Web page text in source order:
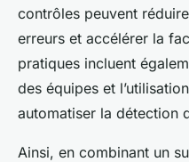
contrôles peuvent
erreurs et accélérer la
pratiques incluent
des équipes et
automatiser la détection
Ainsi, en combinant un